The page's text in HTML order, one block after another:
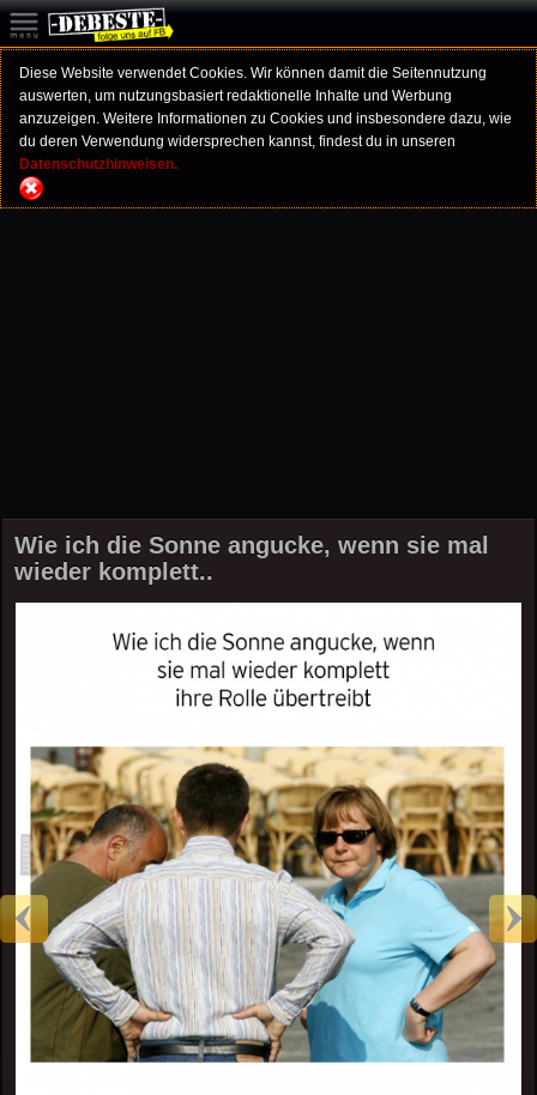
Diese Website verwendet Cookies. Wir können damit die Seitennutzung
auswerten, um nutzungsbasiert redaktionelle Inhalte und Werbung
anzuzeigen. Weitere Informationen zu Cookies und insbesondere dazu, wie
du deren Verwendung widersprechen kannst, findest du in unseren
Datenschutzhinweisen.
Wie ich die Sonne angucke, wenn sie mal
wieder komplett..